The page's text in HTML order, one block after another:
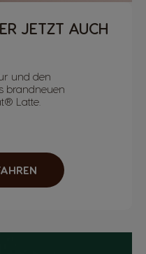
JETZT AUCH
und den
brandneuen
Latte.